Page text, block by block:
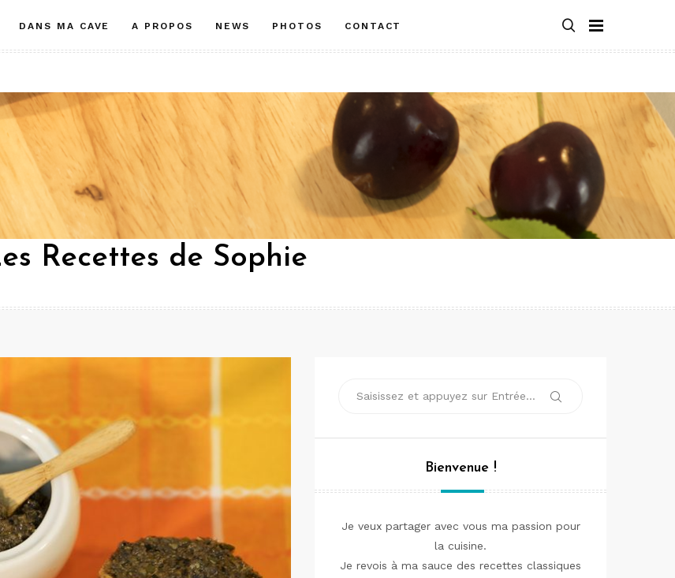
DANS MA CAVE A PROPOS NEWS PHOTOS CONTACT
Recettes de Sophie
Rechercher
Bienvenue !
Je veux partager avec vous ma passion pour
la cuisine.
Je revois à ma sauce des recettes classiques